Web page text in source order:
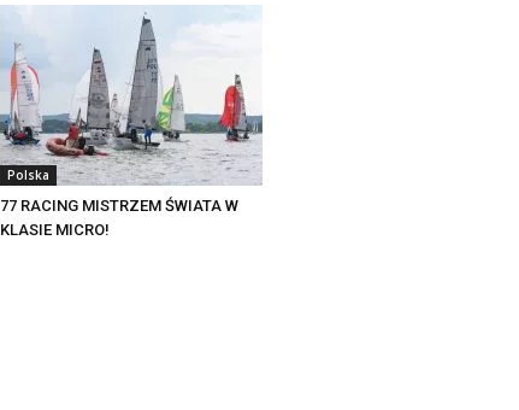
Polska
77 RACING MISTRZEM ŚWIATA W
KLASIE MICRO!